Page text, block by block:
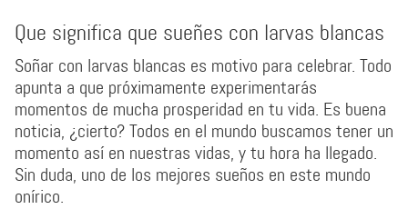
Que significa que sueñes con larvas blancas
Soñar con larvas blancas es motivo para celebrar. Todo
apunta a que próximamente experimentarás
momentos de mucha prosperidad en tu vida. Es buena
noticia, ¿cierto? Todos en el mundo buscamos tener un
momento así en nuestras vidas, y tu hora ha llegado.
Sin duda, uno de los mejores sueños en este mundo
onírico.